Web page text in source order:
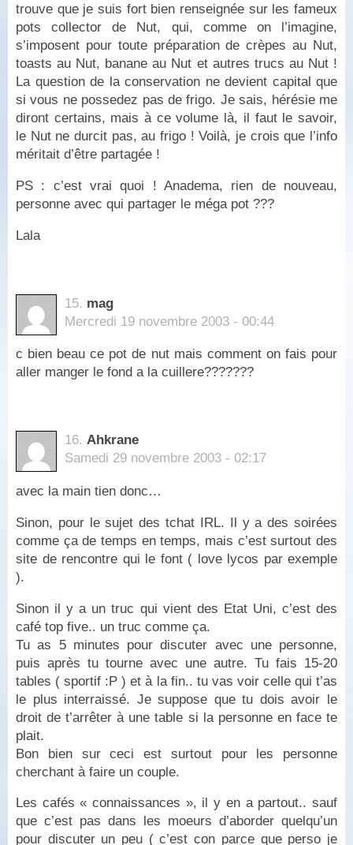
trouve que je suis fort bien renseignée sur les fameux
pots collector de Nut, qui, comme on l’imagine,
s’imposent pour toute préparation de crèpes au Nut,
toasts au Nut, banane au Nut et autres trucs au Nut !
La question de la conservation ne devient capital que
si vous ne possedez pas de frigo. Je sais, hérésie me
diront certains, mais à ce volume là, il faut le savoir,
le Nut ne durcit pas, au frigo ! Voilà, je crois que l’info
méritait d’être partagée !
PS : c’est vrai quoi ! Anadema, rien de nouveau,
personne avec qui partager le méga pot ???
Lala
15. mag
Mercredi 19 novembre 2003 - 00:44
c bien beau ce pot de nut mais comment on fais pour
aller manger le fond a la cuillere???????
16. Ahkrane
Samedi 29 novembre 2003 - 02:17
avec la main tien donc…
Sinon, pour le sujet des tchat IRL. Il y a des soirées
comme ça de temps en temps, mais c’est surtout des
site de rencontre qui le font ( love lycos par exemple
).
Sinon il y a un truc qui vient des Etat Uni, c’est des
café top five.. un truc comme ça.
Tu as 5 minutes pour discuter avec une personne,
puis après tu tourne avec une autre. Tu fais 15-20
tables ( sportif :P ) et à la fin.. tu vas voir celle qui t’as
le plus interraissé. Je suppose que tu dois avoir le
droit de t’arrêter à une table si la personne en face te
plait.
Bon bien sur ceci est surtout pour les personne
cherchant à faire un couple.
Les cafés « connaissances », il y en a partout.. sauf
que c’est pas dans les moeurs d’aborder quelqu’un
pour discuter un peu ( c’est con parce que perso je